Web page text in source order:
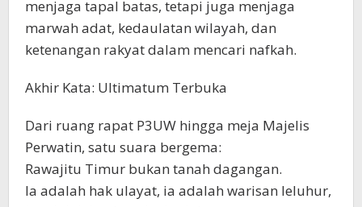
menjaga tapal batas, tetapi juga menjaga
marwah adat, kedaulatan wilayah, dan
ketenangan rakyat dalam mencari nafkah.
Akhir Kata: Ultimatum Terbuka
Dari ruang rapat P3UW hingga meja Majelis
Perwatin, satu suara bergema:
Rawajitu Timur bukan tanah dagangan.
Ia adalah hak ulayat, ia adalah warisan leluhur,